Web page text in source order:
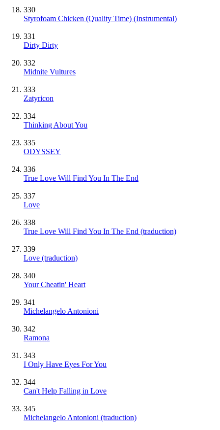
330
Styrofoam Chicken (Quality Time) (Instrumental)
331
Dirty Dirty
332
Midnite Vultures
333
Zatyricon
334
Thinking About You
335
ODYSSEY
336
True Love Will Find You In The End
337
Love
338
True Love Will Find You In The End (traduction)
339
Love (traduction)
340
Your Cheatin' Heart
341
Michelangelo Antonioni
342
Ramona
343
I Only Have Eyes For You
344
Can't Help Falling in Love
345
Michelangelo Antonioni (traduction)